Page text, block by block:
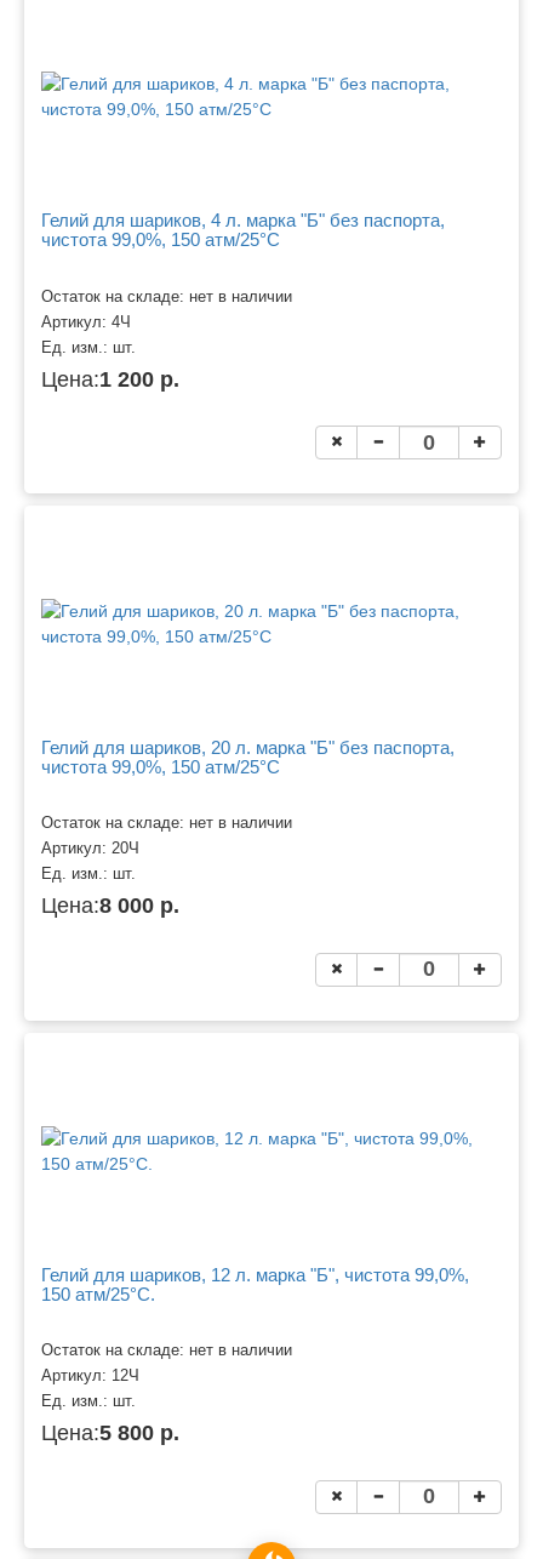
Гелий для шариков, 4 л. марка "Б" без паспорта,
чистота 99,0%, 150 атм/25°C
Остаток на складе: нет в наличии
Артикул: 4Ч
Ед. изм.: шт.
Цена:1 200 р.
Гелий для шариков, 20 л. марка "Б" без паспорта,
чистота 99,0%, 150 атм/25°C
Остаток на складе: нет в наличии
Артикул: 20Ч
Ед. изм.: шт.
Цена:8 000 р.
Гелий для шариков, 12 л. марка "Б", чистота 99,0%,
150 атм/25°C.
Остаток на складе: нет в наличии
Артикул: 12Ч
Ед. изм.: шт.
Цена:5 800 р.